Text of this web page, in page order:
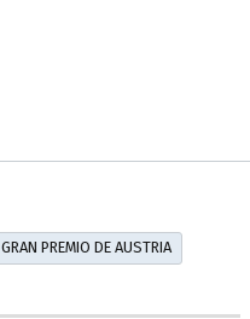
GRAN PREMIO DE AUSTRIA